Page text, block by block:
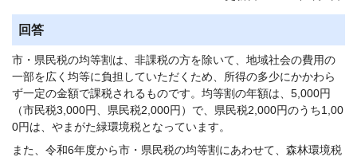
回答
市・県民税の均等割は、非課税の方を除いて、地域社会の費用の
一部を広く均等に負担していただくため、所得の多少にかかわら
ず一定の金額で課税されるものです。均等割の年額は、5,000円
（市民税3,000円、県民税2,000円）で、県民税2,000円のうち1,00
0円は、やまがた緑環境税となっています。
また、令和6年度から市・県民税の均等割にあわせて、森林環境税